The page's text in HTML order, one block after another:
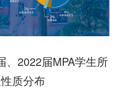
、2022届MPA学生所
质分布